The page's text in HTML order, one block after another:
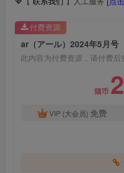
ar（アール）2024年5月号
此内容为付费资源，请付费后
猫币 2
VIP (大会员) 免费
付费资源